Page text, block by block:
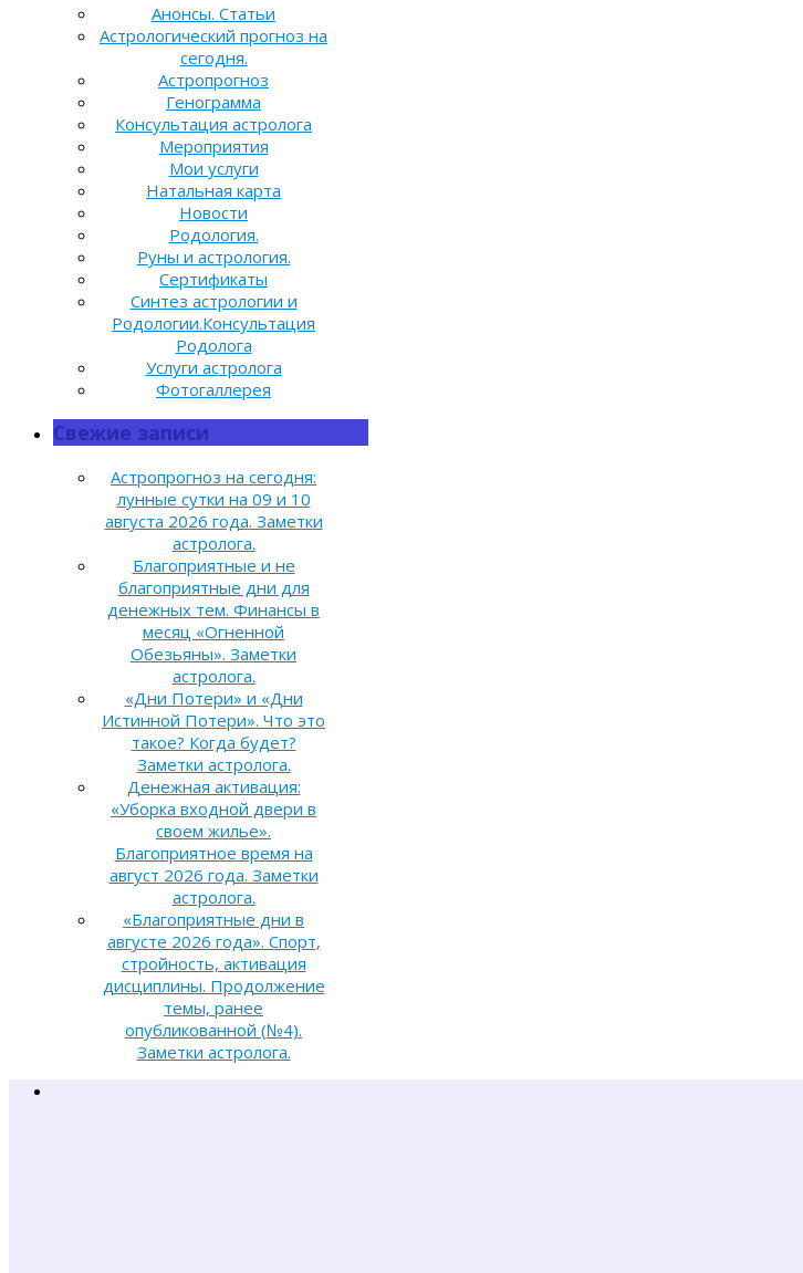
Анонсы. Статьи
Астрологический прогноз на
сегодня.
Астропрогноз
Генограмма
Консультация астролога
Мероприятия
Мои услуги
Натальная карта
Новости
Родология.
Руны и астрология.
Сертификаты
Синтез астрологии и
Родологии.Консультация
Родолога
Услуги астролога
Фотогаллерея
Свежие записи
Астропрогноз на сегодня:
лунные сутки на 09 и 10
августа 2026 года. Заметки
астролога.
Благоприятные и не
благоприятные дни для
денежных тем. Финансы в
месяц «Огненной
Обезьяны». Заметки
астролога.
«Дни Потери» и «Дни
Истинной Потери». Что это
такое? Когда будет?
Заметки астролога.
Денежная активация:
«Уборка входной двери в
своем жилье».
Благоприятное время на
август 2026 года. Заметки
астролога.
«Благоприятные дни в
августе 2026 года». Спорт,
стройность, активация
дисциплины. Продолжение
темы, ранее
опубликованной (№4).
Заметки астролога.